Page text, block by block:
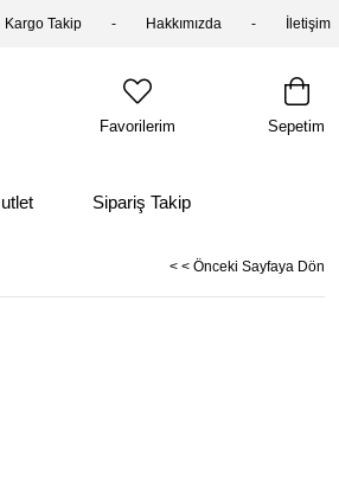
Kargo Takip Hakkımızda İletişim
Sepetim
Favorilerim
Sipariş Takip
< < Önceki Sayfaya Dön